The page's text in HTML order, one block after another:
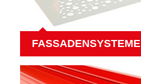
FASSADENSYSTEME